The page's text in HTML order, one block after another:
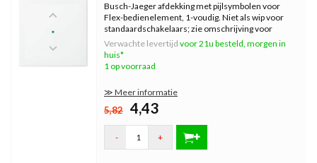
Busch-Jaeger afdekking met pijlsymbolen voor
Flex-bedienelement, 1-voudig. Niet als wip voor
standaardschakelaars; zie omschrijving voor
geschikte bedienelementen. Exclusief binnenwerk
en afdekraam. Serie: Balance SI, kleur: wit glans.
Verwachte levertijd voor 21u besteld, morgen in
huis*
1 op voorraad
≫ Meer informatie
5,82 4,43
- +